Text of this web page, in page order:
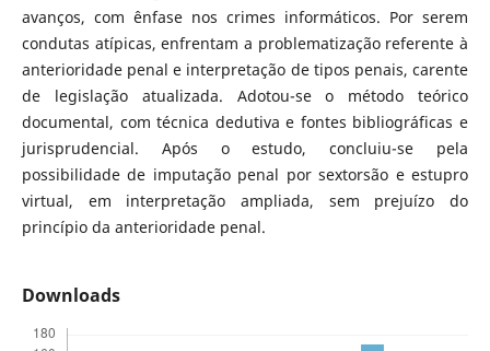
avanços, com ênfase nos crimes informáticos. Por serem
condutas atípicas, enfrentam a problematização referente à
anterioridade penal e interpretação de tipos penais, carente
de legislação atualizada. Adotou-se o método teórico
documental, com técnica dedutiva e fontes bibliográficas e
jurisprudencial. Após o estudo, concluiu-se pela
possibilidade de imputação penal por sextorsão e estupro
virtual, em interpretação ampliada, sem prejuízo do
princípio da anterioridade penal.
Downloads